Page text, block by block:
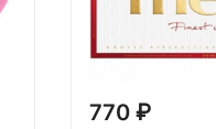
770 ₽